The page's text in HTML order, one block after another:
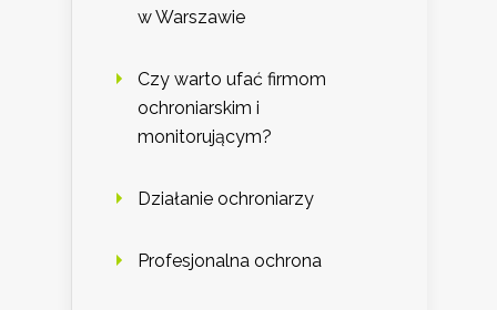
w Warszawie
Czy warto ufać firmom
ochroniarskim i
monitorującym?
Działanie ochroniarzy
Profesjonalna ochrona